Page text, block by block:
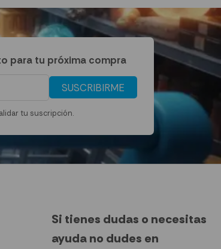
para tu próxima compra
SUSCRIBIRME
tu suscripción.
Si tienes dudas o necesitas
ayuda no dudes en